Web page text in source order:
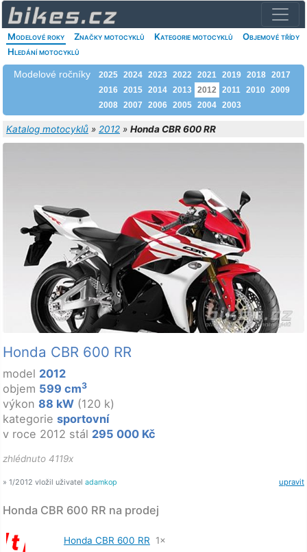
Modelové roky Značky motocyklů Kategorie motocyklů
Objemové třídy
Hledání motocyklů
Modelové ročníky 2025 2024 2023 2022 2021 2019 2018 2017
2016 2015 2014 2013 2012 2011 2010 2009
2008 2007 2006 2005 2004 2003
Katalog motocyklů » 2012 » Honda CBR 600 RR
Honda CBR 600 RR
model 2012
objem 599 cm3
výkon 88 kW (120 k)
kategorie sportovní
v roce 2012 stál 295 000 Kč
zhlédnuto 4119x
upravit
» 1/2012 vložil uživatel adamkop
Honda CBR 600 RR na prodej
Honda CBR 600 RR 1×